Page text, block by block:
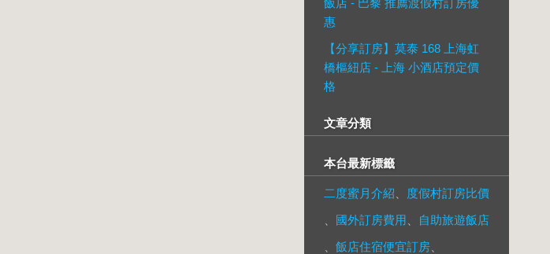
飯店 - 巴黎 推薦渡假村訂房優
惠
【分享訂房】莫泰 168 上海虹
橋樞紐店 - 上海 小酒店預定價
格
文章分類
本台最新標籤
二度蜜月介紹
度假村訂房比價
國外訂房費用
自助旅遊飯店
飯店住宿便宜訂房